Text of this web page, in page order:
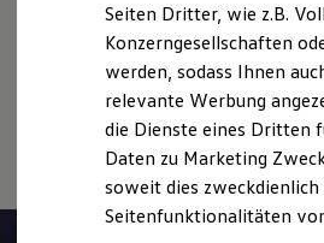
ID. Software
Digitale Extras
Schnittstellen zu
Hybridautos
Marke und Erlebnis
Volkswagen R und R
R-Modelle
Driving Experience
Volkswagen entdecken
Gebrauchtwagen
Service
Online-Fahrzeugbewertung
Seiten Dritter, wie z.B.
Konzerngesellschaften
werden, sodass Ihnen
relevante Werbung
die Dienste eines Dritten
Daten zu Marketing
soweit dies
Seitenfunktionalitäten